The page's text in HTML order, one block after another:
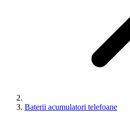
Baterii acumulatori telefoane